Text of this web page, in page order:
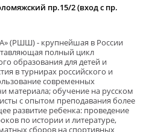
пр.15/2 (вход с пр.
(РШШ) - крупнейшая в России
полный цикл
образования для детей и
в турнирах российского и
современных
материала; обучение на русском
с опытом преподавания более
развитие ребенка: проведение
по истории и литературе,
сборов на спортивных